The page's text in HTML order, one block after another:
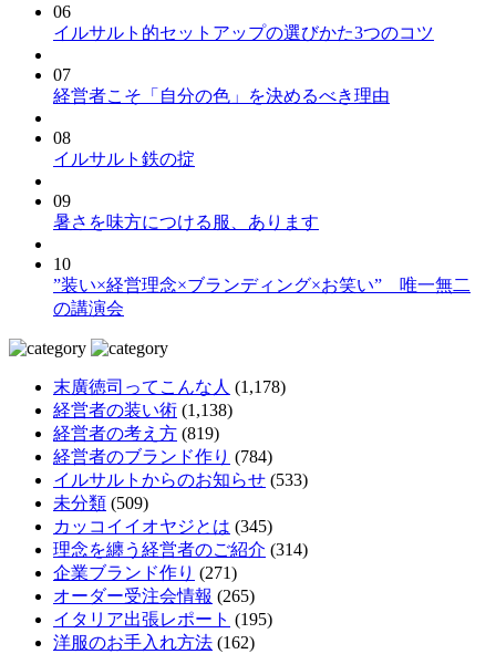
06
イルサルト的セットアップの選びかた3つのコツ
07
経営者こそ「自分の色」を決めるべき理由
08
イルサルト鉄の掟
09
暑さを味方につける服、あります
10
”装い×経営理念×ブランディング×お笑い” 唯一無二
の講演会
末廣徳司ってこんな人 (1,178)
経営者の装い術 (1,138)
経営者の考え方 (819)
経営者のブランド作り (784)
イルサルトからのお知らせ (533)
未分類 (509)
カッコイイオヤジとは (345)
理念を纏う経営者のご紹介 (314)
企業ブランド作り (271)
オーダー受注会情報 (265)
イタリア出張レポート (195)
洋服のお手入れ方法 (162)